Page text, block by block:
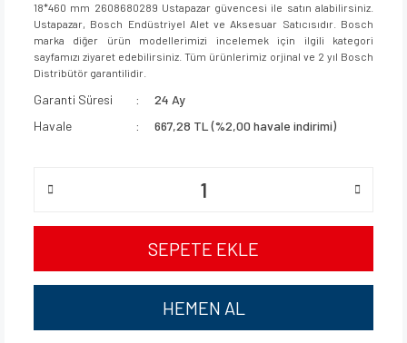
18*460 mm 2608680289 Ustapazar güvencesi ile satın alabilirsiniz.
Ustapazar, Bosch Endüstriyel Alet ve Aksesuar Satıcısıdır. Bosch
marka diğer ürün modellerimizi incelemek için ilgili kategori
sayfamızı ziyaret edebilirsiniz. Tüm ürünlerimiz orjinal ve 2 yıl Bosch
Distribütör garantilidir.
Garanti Süresi
24 Ay
Havale
667,28 TL (%2,00 havale indirimi)
SEPETE EKLE
HEMEN AL